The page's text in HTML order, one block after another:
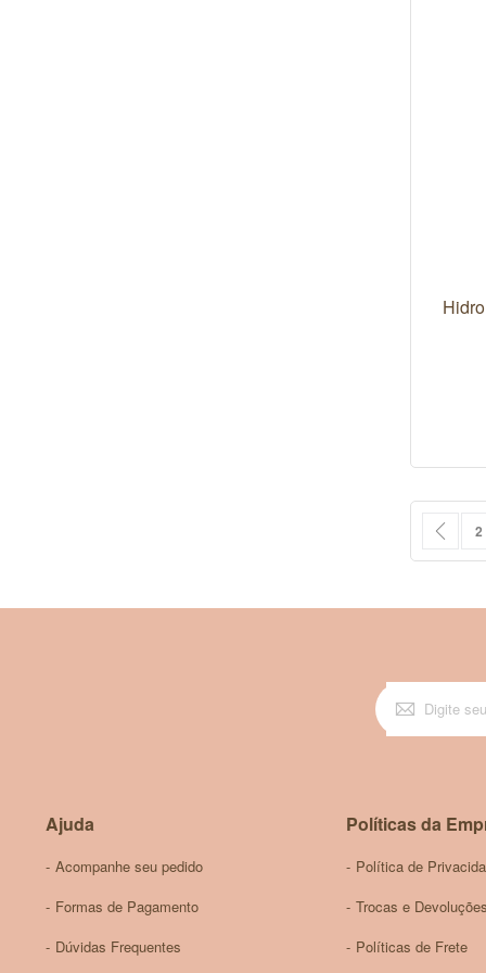
Página 2
Ajuda
Acompanhe seu pedido
Formas de Pagamento
Dúvidas Frequentes
Políticas da
Política de
Trocas e
Políticas de Frete